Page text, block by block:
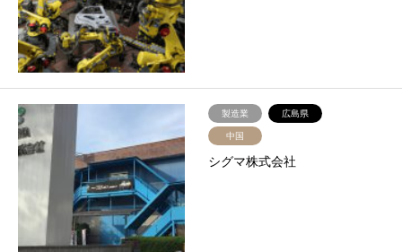
製造業 広島県
中国
シグマ株式会社